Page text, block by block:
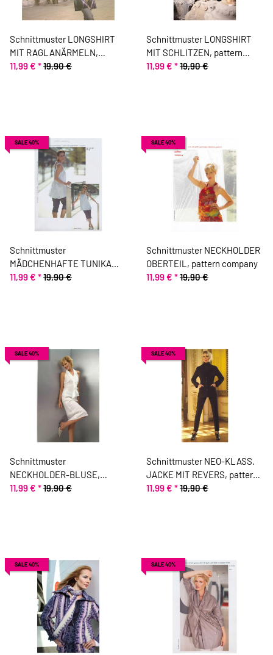
Schnittmuster LONGSHIRT
MIT RAGLANÄRMELN,
pattern company
11,99 € *19,90 €
Schnittmuster LONGSHIRT
MIT SCHLITZEN, pattern
company
11,99 € *19,90 €
SALE 40%
Schnittmuster
MÄDCHENHAFTE TUNIKA
MIT GEDREHTEN TRÄGERN,
11,99 € *19,90 €
SALE 40%
Schnittmuster NECKHOLDER
OBERTEIL, pattern company
11,99 € *19,90 €
SALE 40%
Schnittmuster
NECKHOLDER-BLUSE,
pattern company
11,99 € *19,90 €
SALE 40%
Schnittmuster NEO-KLASS.
JACKE MIT REVERS, pattern
company
11,99 € *19,90 €
SALE 40% SALE 40%